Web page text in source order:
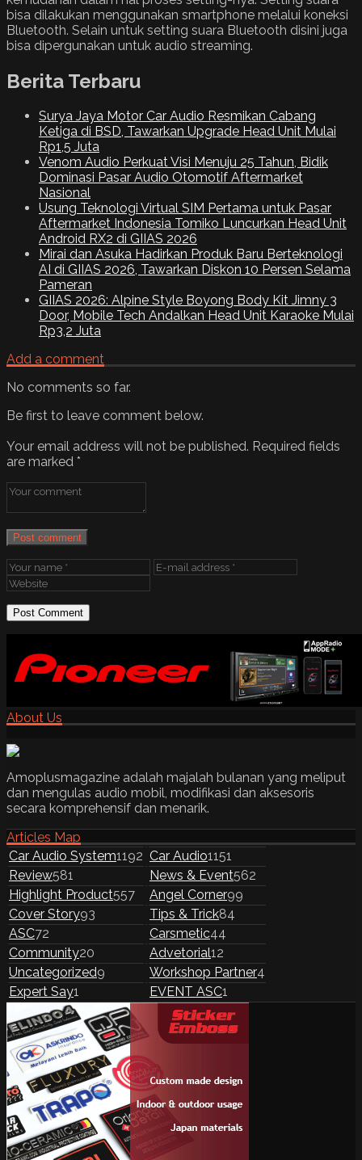
bisa dilakukan menggunakan smartphone melalui koneksi
Bluetooth. Selain untuk setting suara Bluetooth disini juga
bisa dipergunakan untuk audio streaming.
Berita Terbaru
Surya Jaya Motor Car Audio Resmikan Cabang
Ketiga di BSD, Tawarkan Upgrade Head Unit Mulai
Rp1,5 Juta
Venom Audio Perkuat Visi Menuju 25 Tahun, Bidik
Dominasi Pasar Audio Otomotif Aftermarket
Nasional
Usung Teknologi Virtual SIM Pertama untuk Pasar
Aftermarket Indonesia Tomiko Luncurkan Head Unit
Android RX2 di GIIAS 2026
Mirai dan Asuka Hadirkan Produk Baru Berteknologi
AI di GIIAS 2026, Tawarkan Diskon 10 Persen Selama
Pameran
GIIAS 2026: Alpine Style Boyong Body Kit Jimny 3
Door, Mobile Tech Andalkan Head Unit Karaoke Mulai
Rp3,2 Juta
Add a comment
No comments so far.
Be first to leave comment below.
Your email address will not be published. Required fields
are marked *
Post comment
About Us
Amoplusmagazine adalah majalah bulanan yang meliput
dan mengulas audio mobil, modifikasi dan aksesoris
secara komprehensif dan menarik.
Articles Map
Car Audio System1192 Car Audio1151
Review581 News & Event562
Highlight Product557 Angel Corner99
Cover Story93 Tips & Trick84
ASC72 Carsmetic44
Community20 Advetorial12
Uncategorized9 Workshop Partner4
Expert Say1 EVENT ASC1